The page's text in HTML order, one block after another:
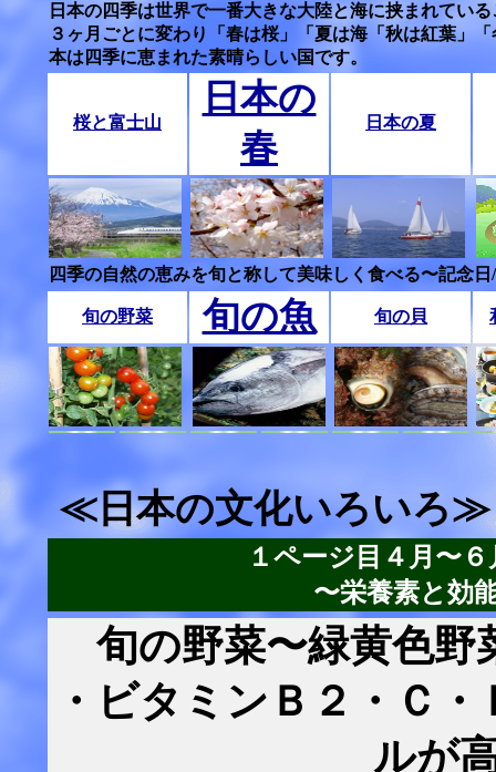
日本の四季は世界で一番大きな大陸と海に挟まれてい
３ヶ月ごとに変わり「春は桜」「夏は海「秋は紅葉」
本は四季に恵まれた素晴らしい国です。
桜と富士山
日本の
春
日本の夏
四季の自然の恵みを旬と称して美味しく食べる〜記念
旬の野菜 旬の魚 旬の貝
≪日本の文化いろいろ≫
１ページ目４月〜
〜栄養素と効
旬の野菜〜緑黄色
・ビタミンＢ２・Ｃ
ルが